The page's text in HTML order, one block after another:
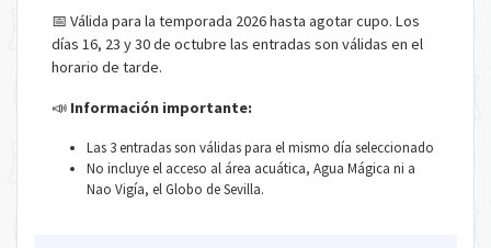
📅 Válida para la temporada 2026 hasta agotar cupo. Los
días 16, 23 y 30 de octubre las entradas son válidas en el
horario de tarde.
📣 Información importante:
Las 3 entradas son válidas para el mismo día seleccionado
No incluye el acceso al área acuática, Agua Mágica ni a
Nao Vigía, el Globo de Sevilla.